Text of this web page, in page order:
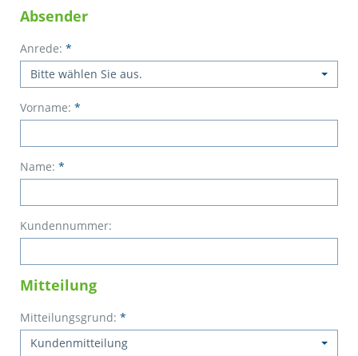
Absender
Anrede: *
Bitte wählen Sie aus.
Vorname: *
Name: *
Kundennummer:
Mitteilung
Mitteilungsgrund: *
Kundenmitteilung